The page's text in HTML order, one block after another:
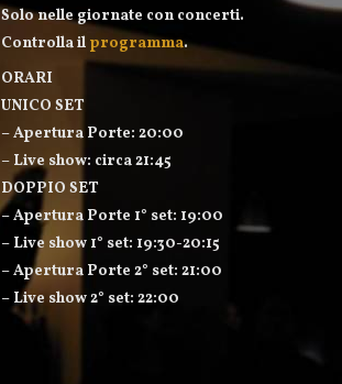
Solo nelle giornate con concerti.
Controlla il programma.
ORARI
UNICO SET
– Apertura Porte: 20:00
– Live show: circa 21:45
DOPPIO SET
– Apertura Porte 1° set: 19:00
– Live show 1° set: 19:30-20:15
– Apertura Porte 2° set: 21:00
– Live show 2° set: 22:00